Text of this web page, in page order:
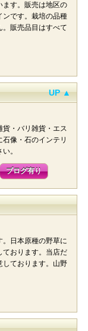
ます。販売は地区の
ンです。栽培の品種
販売品目はすべて
UP ▲
・バリ雑貨・エス
像・石のインテリ
。
ブログ有り
。日本原種の野草に
ております。当店だ
しております。山野